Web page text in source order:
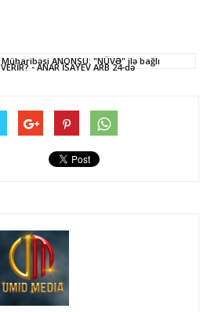
ANONSU: "NÜVƏ" ilə bağlı
- ANAR İSAYEV ARB 24-də